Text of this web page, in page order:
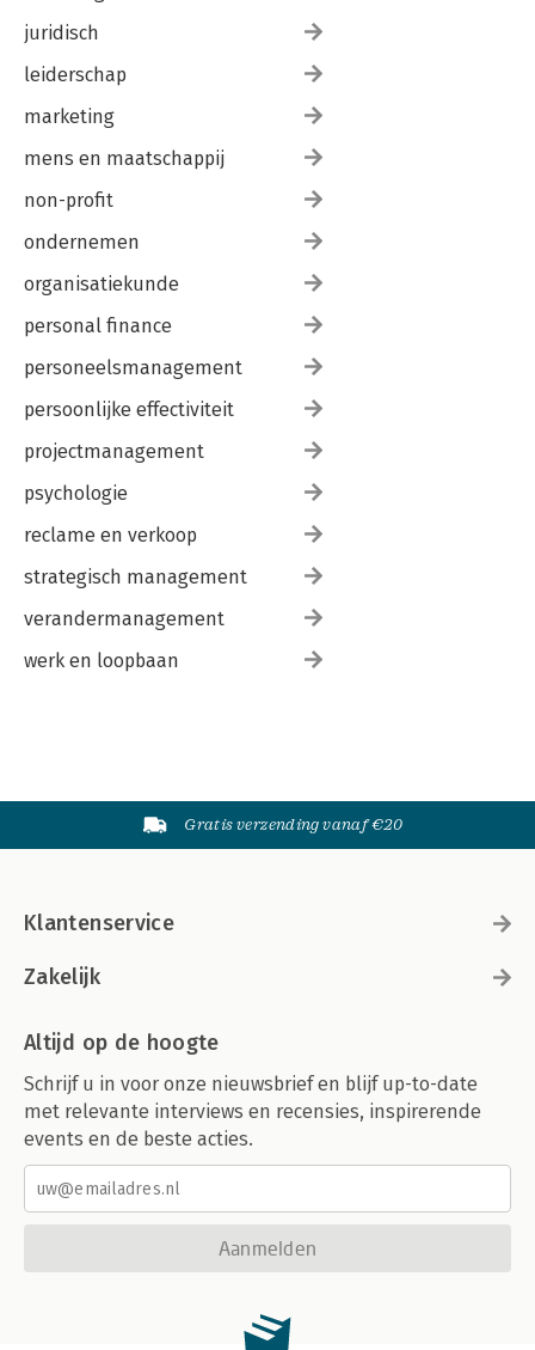
juridisch
leiderschap
marketing
mens en maatschappij
non-profit
ondernemen
organisatiekunde
personal finance
personeelsmanagement
persoonlijke effectiviteit
projectmanagement
psychologie
reclame en verkoop
strategisch management
verandermanagement
werk en loopbaan
Gratis verzending vanaf €20
Klantenservice
Zakelijk
Altijd op de hoogte
Schrijf u in voor onze nieuwsbrief en blijf up-to-date
met relevante interviews en recensies, inspirerende
events en de beste acties.
Aanmelden